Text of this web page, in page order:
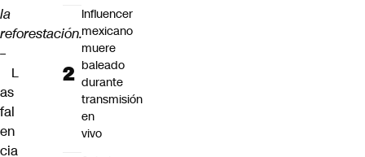
la
reforestación.
–
L
as
fal
en
cia
Influencer
mexicano
muere
baleado
durante
transmisión
en
vivo